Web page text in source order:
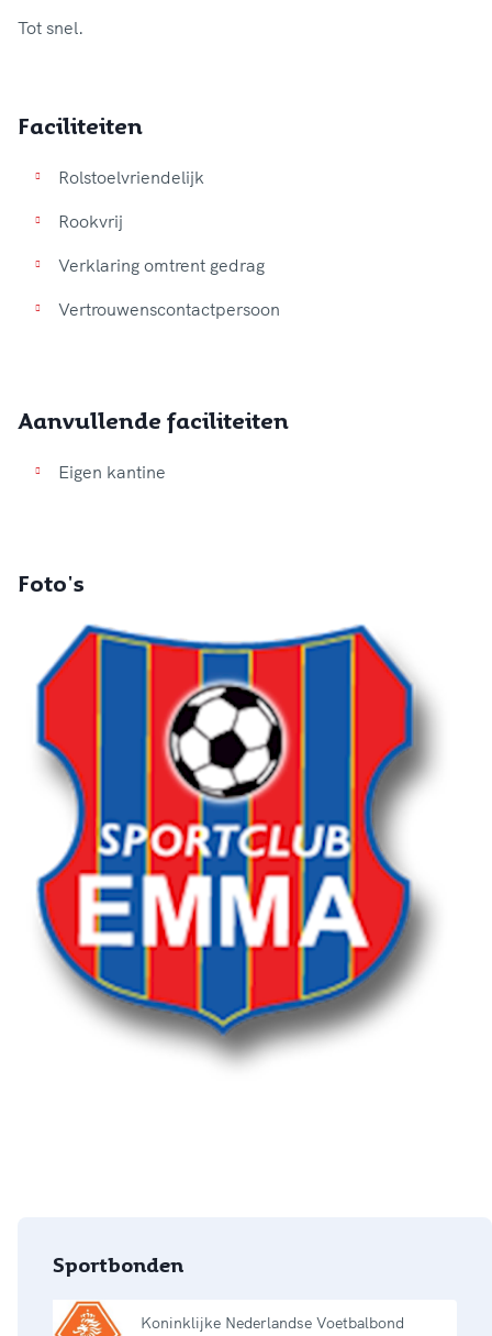
Faciliteiten
Rolstoelvriendelijk
Rookvrij
Verklaring omtrent gedrag
Vertrouwenscontactpersoon
Aanvullende faciliteiten
Eigen kantine
Foto's
Sportbonden
Koninklijke Nederlandse Voetbalbond